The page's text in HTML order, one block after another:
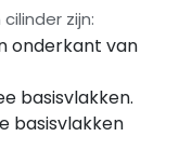
zijn:
onderkant van
basisvlakken.
basisvlakken